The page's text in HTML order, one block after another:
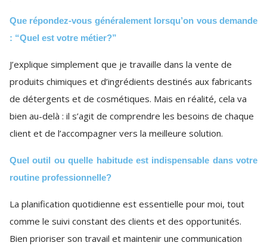
Que répondez-vous généralement lorsqu’on vous demande
: “Quel est votre métier?”
J’explique simplement que je travaille dans la vente de
produits chimiques et d’ingrédients destinés aux fabricants
de détergents et de cosmétiques. Mais en réalité, cela va
bien au-delà : il s’agit de comprendre les besoins de chaque
client et de l’accompagner vers la meilleure solution.
Quel outil ou quelle habitude est indispensable dans votre
routine professionnelle?
La planification quotidienne est essentielle pour moi, tout
comme le suivi constant des clients et des opportunités.
Bien prioriser son travail et maintenir une communication